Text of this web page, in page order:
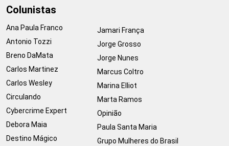
Colunistas
Ana Paula Franco
Antonio Tozzi
Breno DaMata
Carlos Martinez
Carlos Wesley
Circulando
Cybercrime Expert
Debora Maia
Destino Mágico
Jamari França
Jorge Grosso
Jorge Nunes
Marcus Coltro
Marina Elliot
Marta Ramos
Opinião
Paula Santa Maria
Grupo Mulheres do Brasil